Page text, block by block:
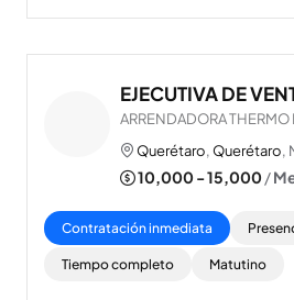
EJECUTIVA DE
ARRENDADORA
Querétaro, Querétaro,
10,000 - 15,000/
Contratación inmediata
Tiempo completo Matutino